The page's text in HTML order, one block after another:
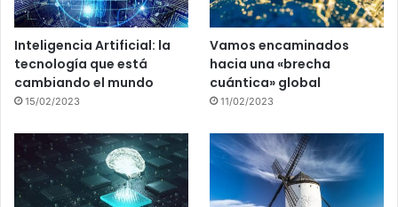
Inteligencia Artificial: la
tecnología que está
cambiando el mundo
15/02/2023
Vamos encaminados
hacia una «brecha
cuántica» global
11/02/2023